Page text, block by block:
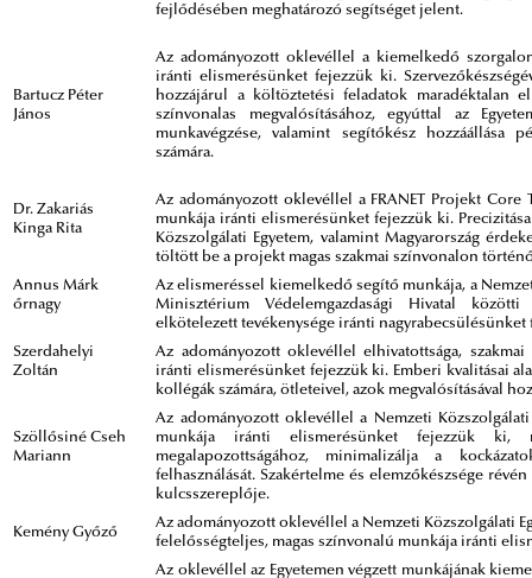
fejlődésében meghatározó segítséget jelent.
Bartucz Péter
János
Az adományozott oklevéllel a kiemelkedő
iránti elismerésünket fejezzük ki.
hozzájárul a költöztetési feladatok maradéktalan
színvonalas megvalósításához, egyúttal az
munkavégzése, valamint segítőkész hozzáállása
számára.
Dr. Zakariás
Kinga Rita
Az adományozott oklevéllel a FRANET Projekt Core
munkája iránti elismerésünket fejezzük ki.
Közszolgálati Egyetem, valamint Magyarország
töltött be a projekt magas szakmai színvonalon
Annus Márk
őrnagy
Az elismeréssel kiemelkedő segítő munkája, a
Minisztérium Védelemgazdasági Hivatal
elkötelezett tevékenysége iránti nagyrabecsülésünket
Szerdahelyi
Zoltán
Az adományozott oklevéllel elhivatottsága, szakmai
iránti elismerésünket fejezzük ki. Emberi kvalitásai
kollégák számára, ötleteivel, azok megvalósításával
Szöllősiné Cseh
Mariann
Az adományozott oklevéllel a Nemzeti
munkája iránti elismerésünket fejezzük ki,
megalapozottságához, minimalizálja a
felhasználását. Szakértelme és elemzőkészsége
kulcsszereplője.
Kemény Győző
Az adományozott oklevéllel a Nemzeti Közszolgálati
felelősségteljes, magas színvonalú munkája iránti
Az oklevéllel az Egyetemen végzett munkájának